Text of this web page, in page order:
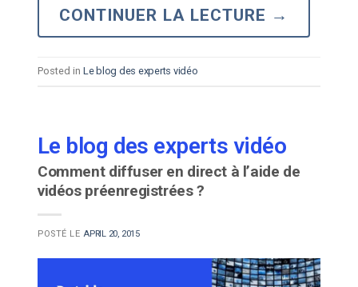
CONTINUER LA LECTURE →
Posted in Le blog des experts vidéo
Le blog des experts vidéo
Comment diffuser en direct à l’aide de
vidéos préenregistrées ?
POSTÉ LE APRIL 20, 2015